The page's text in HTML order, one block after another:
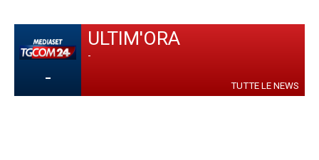
-
ULTIM'ORA
-
TUTTE LE NEWS